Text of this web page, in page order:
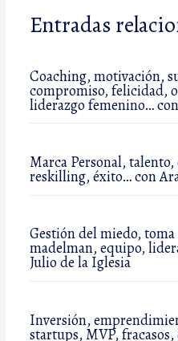
Entradas
Coaching, motivación,
compromiso, felicidad,
liderazgo femenino…
Marca Personal,
reskilling, éxito… con
Gestión del miedo,
madelman, equipo,
Julio de la Iglesia
Inversión,
startups, MVP,